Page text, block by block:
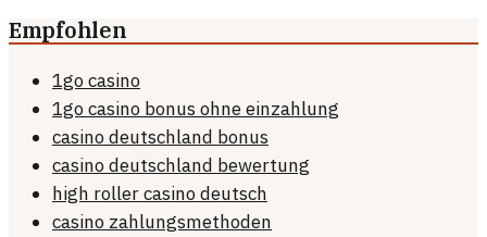
Empfohlen
1go casino
1go casino bonus ohne einzahlung
casino deutschland bonus
casino deutschland bewertung
high roller casino deutsch
casino zahlungsmethoden